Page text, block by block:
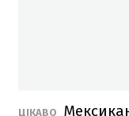
ЦІКАВО